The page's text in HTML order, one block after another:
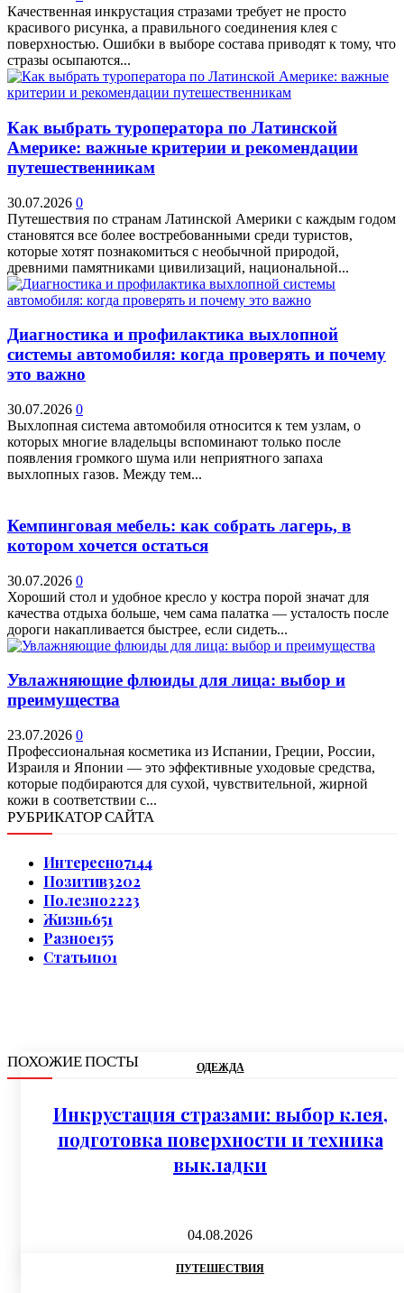
Качественная инкрустация стразами требует не просто
красивого рисунка, а правильного соединения клея с
поверхностью. Ошибки в выборе состава приводят к тому, что
стразы осыпаются...
Как выбрать туроператора по Латинской
Америке: важные критерии и рекомендации
путешественникам
30.07.2026 0
Путешествия по странам Латинской Америки с каждым годом
становятся все более востребованными среди туристов,
которые хотят познакомиться с необычной природой,
древними памятниками цивилизаций, национальной...
Диагностика и профилактика выхлопной
системы автомобиля: когда проверять и почему
это важно
30.07.2026 0
Выхлопная система автомобиля относится к тем узлам, о
которых многие владельцы вспоминают только после
появления громкого шума или неприятного запаха
выхлопных газов. Между тем...
Кемпинговая мебель: как собрать лагерь, в
котором хочется остаться
30.07.2026 0
Хороший стол и удобное кресло у костра порой значат для
качества отдыха больше, чем сама палатка — усталость после
дороги накапливается быстрее, если сидеть...
Увлажняющие флюиды для лица: выбор и
преимущества
23.07.2026 0
Профессиональная косметика из Испании, Греции, России,
Израиля и Японии — это эффективные уходовые средства,
которые подбираются для сухой, чувствительной, жирной
кожи в соответствии с...
РУБРИКАТОР САЙТА
Интересно7144
Позитив3202
Полезно2223
Жизнь651
Разное155
Статьи101
ПОХОЖИЕ ПОСТЫ ОДЕЖДА
Инкрустация стразами: выбор клея,
подготовка поверхности и техника
выкладки
04.08.2026
ПУТЕШЕСТВИЯ